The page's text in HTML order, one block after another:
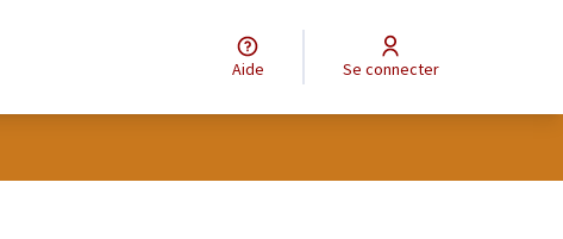
Aide Se connecter